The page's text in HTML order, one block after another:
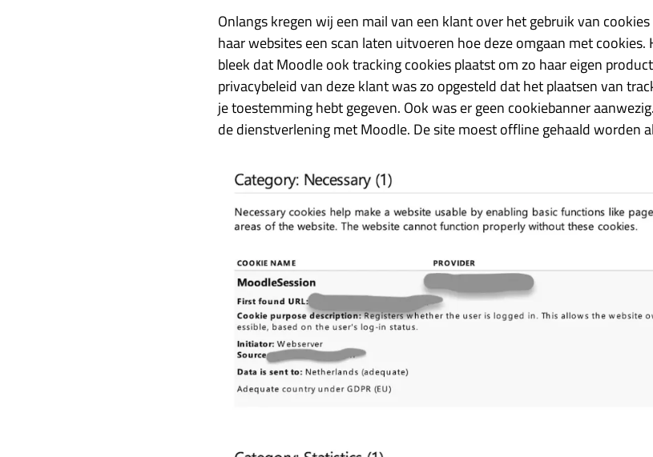
Onlangs kregen wij een mail van een klant over het gebruik van
haar websites een scan laten uitvoeren hoe deze omgaan met
bleek dat Moodle ook tracking cookies plaatst om zo haar eigen
privacybeleid van deze klant was zo opgesteld dat het plaatsen van
je toestemming hebt gegeven. Ook was er geen cookiebanner
de dienstverlening met Moodle. De site moest offline gehaald worden